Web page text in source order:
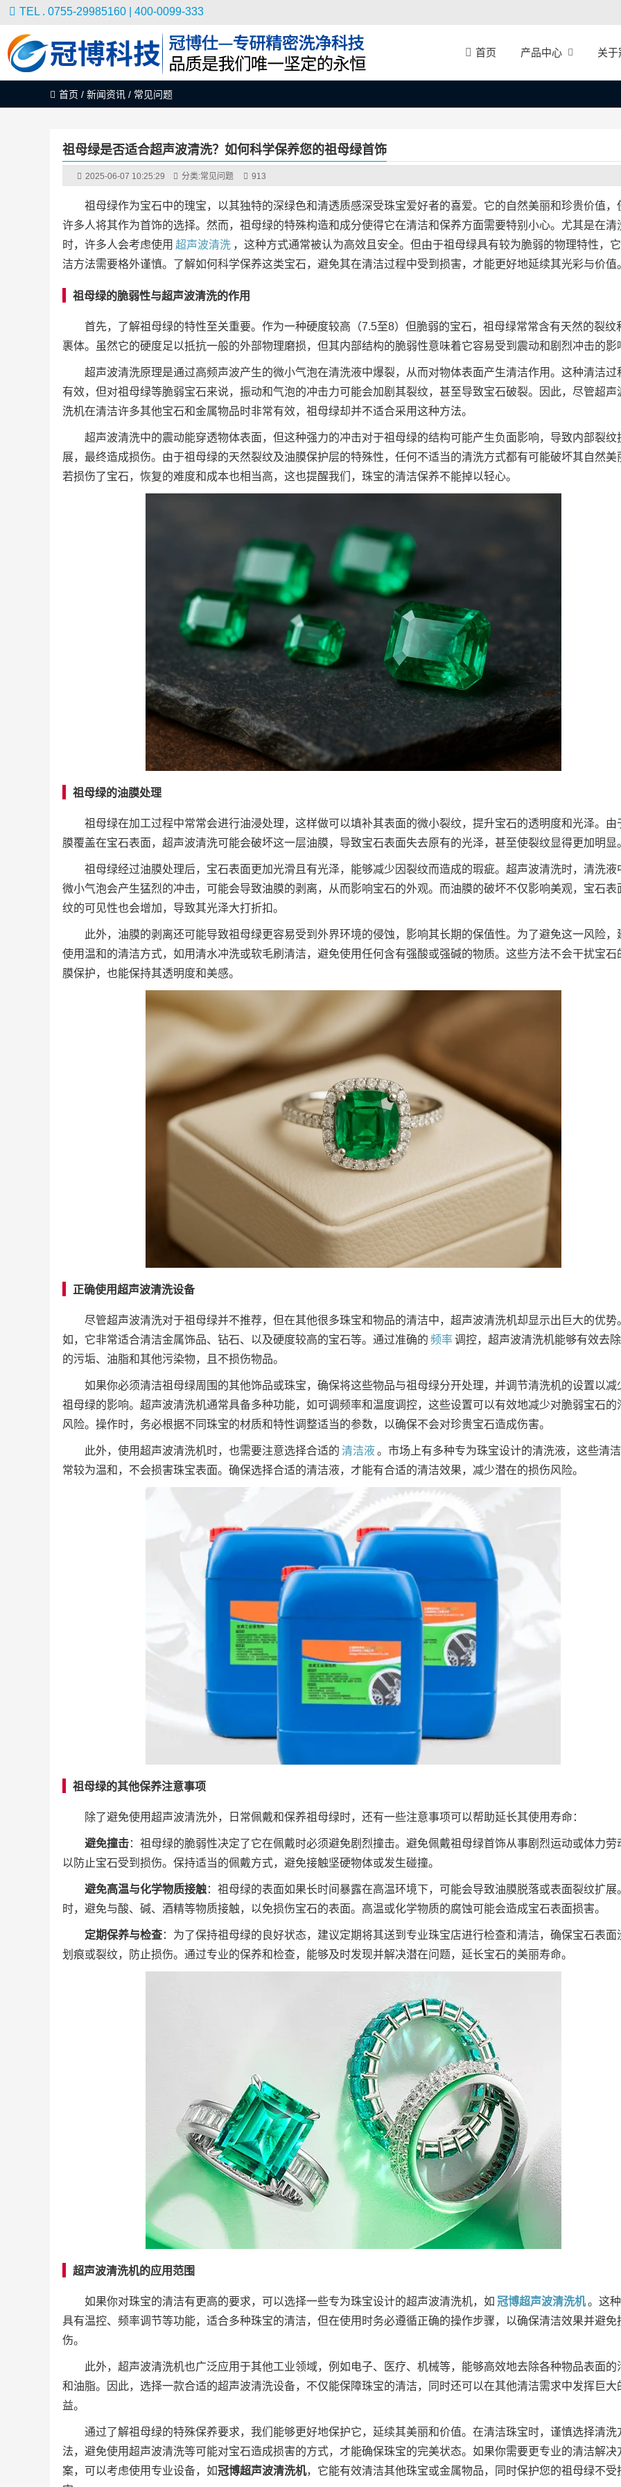
TEL . 0755-29985160 | 400-0099-333
首页 产品中心 关于
首页 / 新闻资讯 / 常见问题
祖母绿是否适合超声波清洗？如何科学保养您的祖母绿首饰
2025-06-07 10:25:29 分类:常见问题 913
祖母绿作为宝石中的瑰宝，以其独特的深绿色和清透质感深受珠宝爱好者的喜爱。它的自然美丽和珍贵价值，
许多人将其作为首饰的选择。然而，祖母绿的特殊构造和成分使得它在清洁和保养方面需要特别小心。尤其是在清
时，许多人会考虑使用 超声波清洗 ，这种方式通常被认为高效且安全。但由于祖母绿具有较为脆弱的物理特性，
洁方法需要格外谨慎。了解如何科学保养这类宝石，避免其在清洁过程中受到损害，才能更好地延续其光彩与价值
祖母绿的脆弱性与超声波清洗的作用
首先，了解祖母绿的特性至关重要。作为一种硬度较高（7.5至8）但脆弱的宝石，祖母绿常常含有天然的裂纹
裹体。虽然它的硬度足以抵抗一般的外部物理磨损，但其内部结构的脆弱性意味着它容易受到震动和剧烈冲击的影
超声波清洗原理是通过高频声波产生的微小气泡在清洗液中爆裂，从而对物体表面产生清洁作用。这种清洁过
有效，但对祖母绿等脆弱宝石来说，振动和气泡的冲击力可能会加剧其裂纹，甚至导致宝石破裂。因此，尽管超声
洗机在清洁许多其他宝石和金属物品时非常有效，祖母绿却并不适合采用这种方法。
超声波清洗中的震动能穿透物体表面，但这种强力的冲击对于祖母绿的结构可能产生负面影响，导致内部裂纹
展，最终造成损伤。由于祖母绿的天然裂纹及油膜保护层的特殊性，任何不适当的清洗方式都有可能破坏其自然美
若损伤了宝石，恢复的难度和成本也相当高，这也提醒我们，珠宝的清洁保养不能掉以轻心。
祖母绿的油膜处理
祖母绿在加工过程中常常会进行油浸处理，这样做可以填补其表面的微小裂纹，提升宝石的透明度和光泽。由
膜覆盖在宝石表面，超声波清洗可能会破坏这一层油膜，导致宝石表面失去原有的光泽，甚至使裂纹显得更加明显
祖母绿经过油膜处理后，宝石表面更加光滑且有光泽，能够减少因裂纹而造成的瑕疵。超声波清洗时，清洗液
微小气泡会产生猛烈的冲击，可能会导致油膜的剥离，从而影响宝石的外观。而油膜的破坏不仅影响美观，宝石表
纹的可见性也会增加，导致其光泽大打折扣。
此外，油膜的剥离还可能导致祖母绿更容易受到外界环境的侵蚀，影响其长期的保值性。为了避免这一风险，
使用温和的清洁方式，如用清水冲洗或软毛刷清洁，避免使用任何含有强酸或强碱的物质。这些方法不会干扰宝石
膜保护，也能保持其透明度和美感。
正确使用超声波清洗设备
尽管超声波清洗对于祖母绿并不推荐，但在其他很多珠宝和物品的清洁中，超声波清洗机却显示出巨大的优势
如，它非常适合清洁金属饰品、钻石、以及硬度较高的宝石等。通过准确的 频率 调控，超声波清洗机能够有效去
的污垢、油脂和其他污染物，且不损伤物品。
如果你必须清洁祖母绿周围的其他饰品或珠宝，确保将这些物品与祖母绿分开处理，并调节清洗机的设置以减
祖母绿的影响。超声波清洗机通常具备多种功能，如可调频率和温度调控，这些设置可以有效地减少对脆弱宝石的
风险。操作时，务必根据不同珠宝的材质和特性调整适当的参数，以确保不会对珍贵宝石造成伤害。
此外，使用超声波清洗机时，也需要注意选择合适的 清洁液 。市场上有多种专为珠宝设计的清洗液，这些清
常较为温和，不会损害珠宝表面。确保选择合适的清洁液，才能有合适的清洁效果，减少潜在的损伤风险。
祖母绿的其他保养注意事项
除了避免使用超声波清洗外，日常佩戴和保养祖母绿时，还有一些注意事项可以帮助延长其使用寿命：
避免撞击：祖母绿的脆弱性决定了它在佩戴时必须避免剧烈撞击。避免佩戴祖母绿首饰从事剧烈运动或体力劳
以防止宝石受到损伤。保持适当的佩戴方式，避免接触坚硬物体或发生碰撞。
避免高温与化学物质接触：祖母绿的表面如果长时间暴露在高温环境下，可能会导致油膜脱落或表面裂纹扩展
时，避免与酸、碱、酒精等物质接触，以免损伤宝石的表面。高温或化学物质的腐蚀可能会造成宝石表面损害。
定期保养与检查：为了保持祖母绿的良好状态，建议定期将其送到专业珠宝店进行检查和清洁，确保宝石表面
划痕或裂纹，防止损伤。通过专业的保养和检查，能够及时发现并解决潜在问题，延长宝石的美丽寿命。
超声波清洗机的应用范围
如果你对珠宝的清洁有更高的要求，可以选择一些专为珠宝设计的超声波清洗机，如 冠博超声波清洗机 。这
具有温控、频率调节等功能，适合多种珠宝的清洁，但在使用时务必遵循正确的操作步骤，以确保清洁效果并避免
伤。
此外，超声波清洗机也广泛应用于其他工业领域，例如电子、医疗、机械等，能够高效地去除各种物品表面的
和油脂。因此，选择一款合适的超声波清洗设备，不仅能保障珠宝的清洁，同时还可以在其他清洁需求中发挥巨大
益。
通过了解祖母绿的特殊保养要求，我们能够更好地保护它，延续其美丽和价值。在清洁珠宝时，谨慎选择清洗
法，避免使用超声波清洗等可能对宝石造成损害的方式，才能确保珠宝的完美状态。如果你需要更专业的清洁解决
案，可以考虑使用专业设备，如冠博超声波清洗机，它能有效清洁其他珠宝或金属物品，同时保护您的祖母绿不受